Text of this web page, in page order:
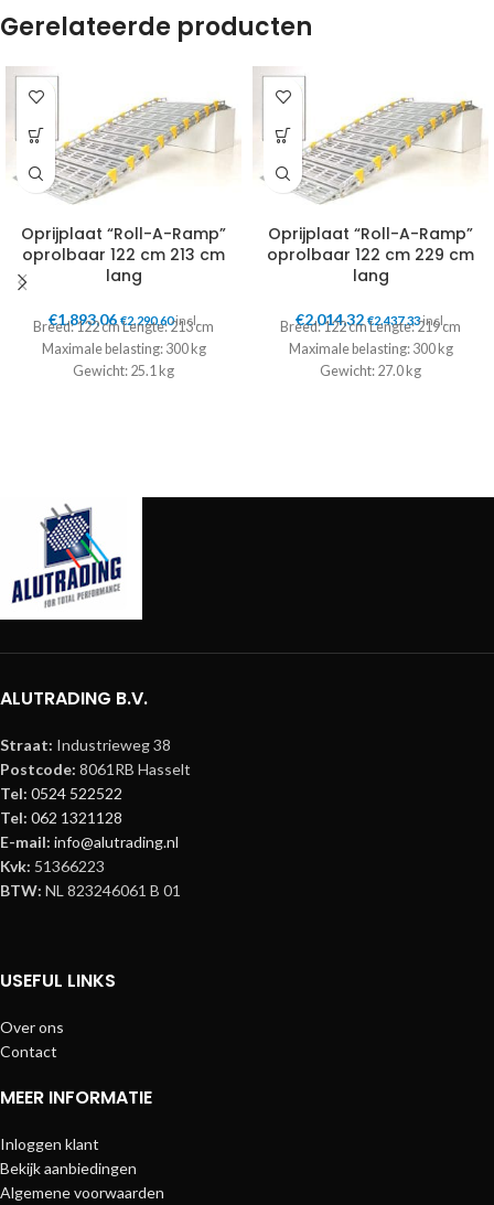
Gerelateerde producten
Oprijplaat “Roll-A-Ramp”
oprolbaar 122 cm 213 cm
lang
€1.893,06 €2.290,60incl.
Breed: 122 cm Lengte: 213 cm
Maximale belasting: 300 kg
Gewicht: 25.1 kg
Oprijplaat “Roll-A-Ramp”
oprolbaar 122 cm 229 cm
lang
€2.014,32 €2.437,33incl.
Breed: 122 cm Lengte: 219 cm
Maximale belasting: 300 kg
Gewicht: 27.0 kg
ALUTRADING B.V.
Straat: Industrieweg 38
Postcode: 8061RB Hasselt
Tel: 0524 522522
Tel: 062 1321128
E-mail: info@alutrading.nl
Kvk: 51366223
BTW: NL 823246061 B 01
USEFUL LINKS
Over ons
Contact
MEER INFORMATIE
Inloggen klant
Bekijk aanbiedingen
Algemene voorwaarden